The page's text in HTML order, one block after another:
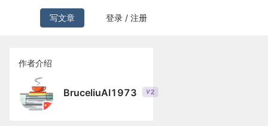
写文章 登录 / 注册
作者介绍
BruceliuAI1973 V2